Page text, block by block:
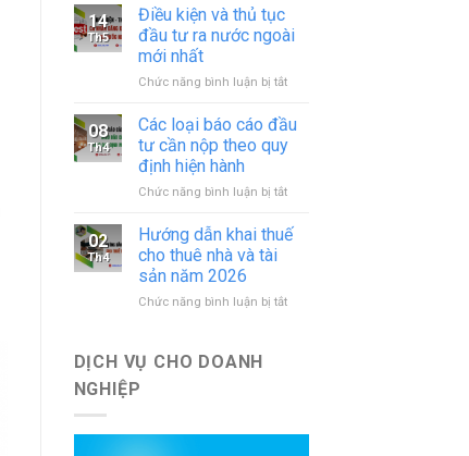
ký
hoạt
cơ
in
mới
sáp
nhập
nghiệp
quy
14
Th5
Điều kiện và thủ tục
đầu tư ra nước ngoài
mới nhất
Chức năng bình luận bị tắtở
kiện
đầu
ra
nhất
08
Th4
Các loại báo cáo đầu
tư cần nộp theo quy
định hiện hành
Chức năng bình luận bị tắtở
loại
báo
tư
hành
02
Th4
Hướng dẫn khai thuế
cho thuê nhà và tài
sản năm 2026
Chức năng bình luận bị tắtở
DỊCH VỤ CHO DOANH
NGHIỆP